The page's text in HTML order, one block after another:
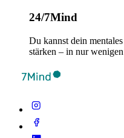
24/7Mind
Du kannst dein
stärken – in nur